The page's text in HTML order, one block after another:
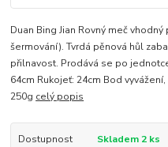
Duan Bing Jian Rovný meč
šermování). Tvrdá pěnová hůl
přilnavost. Prodává se po
64cm Rukojeť: 24cm Bod
250g celý popis
Dostupnost
Skladem 2 ks